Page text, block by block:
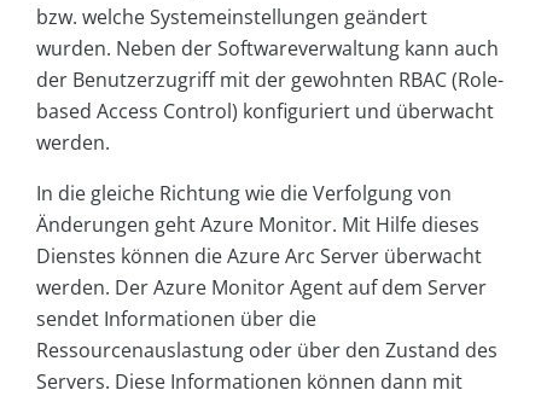
bzw. welche Systemeinstellungen geändert
wurden. Neben der Softwareverwaltung kann auch
der Benutzerzugriff mit der gewohnten RBAC (Role-
based Access Control) konfiguriert und überwacht
werden.
In die gleiche Richtung wie die Verfolgung von
Änderungen geht Azure Monitor. Mit Hilfe dieses
Dienstes können die Azure Arc Server überwacht
werden. Der Azure Monitor Agent auf dem Server
sendet Informationen über die
Ressourcenauslastung oder über den Zustand des
Servers. Diese Informationen können dann mit